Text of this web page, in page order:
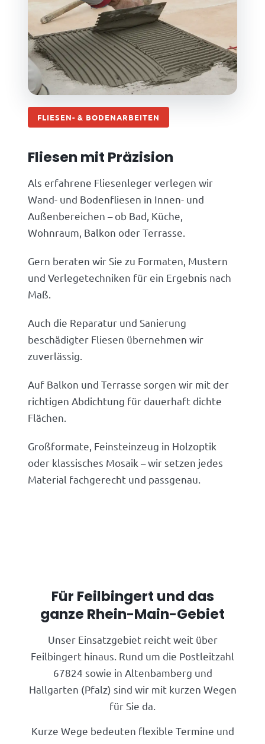
FLIESEN- & BODENARBEITEN
Fliesen mit Präzision
Als erfahrene Fliesenleger verlegen wir
Wand- und Bodenfliesen in Innen- und
Außenbereichen – ob Bad, Küche,
Wohnraum, Balkon oder Terrasse.
Gern beraten wir Sie zu Formaten, Mustern
und Verlegetechniken für ein Ergebnis nach
Maß.
Auch die Reparatur und Sanierung
beschädigter Fliesen übernehmen wir
zuverlässig.
Auf Balkon und Terrasse sorgen wir mit der
richtigen Abdichtung für dauerhaft dichte
Flächen.
Großformate, Feinsteinzeug in Holzoptik
oder klassisches Mosaik – wir setzen jedes
Material fachgerecht und passgenau.
Für Feilbingert und das
ganze Rhein-Main-Gebiet
Unser Einsatzgebiet reicht weit über
Feilbingert hinaus. Rund um die Postleitzahl
67824 sowie in Altenbamberg und
Hallgarten (Pfalz) sind wir mit kurzen Wegen
für Sie da.
Kurze Wege bedeuten flexible Termine und